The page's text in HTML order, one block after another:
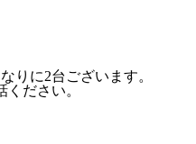
りに2台ございます。
ださい。